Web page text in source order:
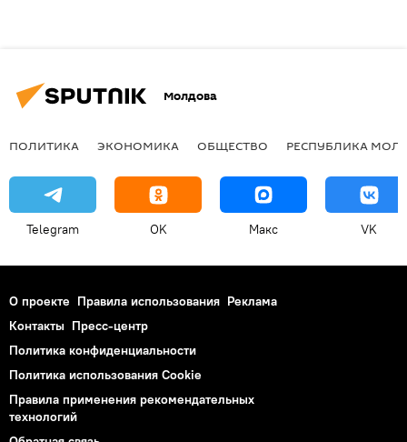
Молдова
ПОЛИТИКА ЭКОНОМИКА ОБЩЕСТВО РЕСПУБЛИКА
Telegram OK Макс VK
О проекте Правила использования Реклама
Контакты Пресс-центр
Политика конфиденциальности
Политика использования Cookie
Правила применения рекомендательных
технологий